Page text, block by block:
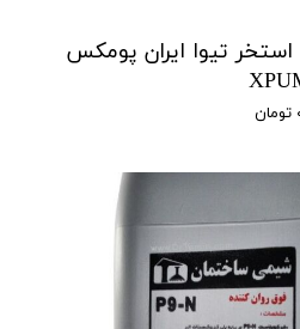
استخر تیوا ایران پومکس